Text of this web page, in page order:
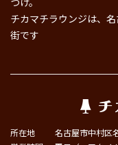
チカマチラウンジは、
街です
所在地
名古屋市中村区